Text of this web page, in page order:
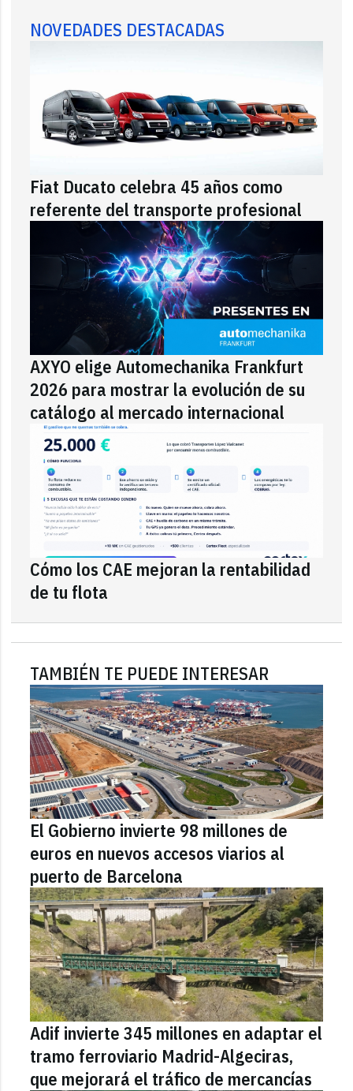
NOVEDADES DESTACADAS
Fiat Ducato celebra 45 años como
referente del transporte profesional
AXYO elige Automechanika Frankfurt
2026 para mostrar la evolución de su
catálogo al mercado internacional
Cómo los CAE mejoran la rentabilidad
de tu flota
TAMBIÉN TE PUEDE INTERESAR
El Gobierno invierte 98 millones de
euros en nuevos accesos viarios al
puerto de Barcelona
Adif invierte 345 millones en adaptar el
tramo ferroviario Madrid-Algeciras,
que mejorará el tráfico de mercancías